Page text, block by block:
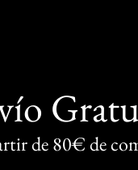
de 80€ de